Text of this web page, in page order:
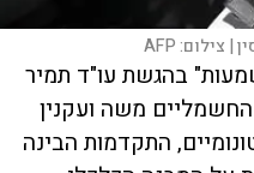
צילום:AFP
בהגשת עו"ד תמיר
משה ועקנין
התקדמות הבינה